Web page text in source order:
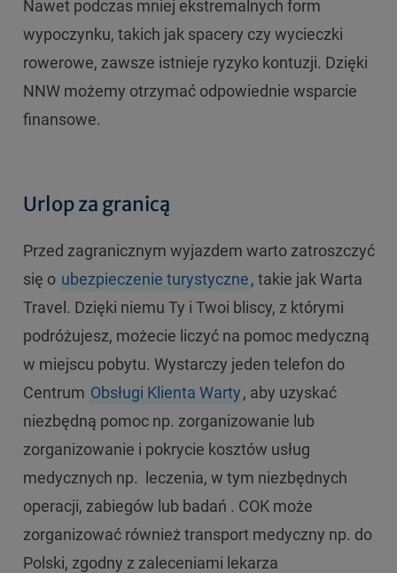
Nawet podczas mniej ekstremalnych form
wypoczynku, takich jak spacery czy wycieczki
rowerowe, zawsze istnieje ryzyko kontuzji. Dzięki
NNW możemy otrzymać odpowiednie wsparcie
finansowe.
Urlop za granicą
Przed zagranicznym wyjazdem warto zatroszczyć
się o ubezpieczenie turystyczne, takie jak Warta
Travel. Dzięki niemu Ty i Twoi bliscy, z którymi
podróżujesz, możecie liczyć na pomoc medyczną
w miejscu pobytu. Wystarczy jeden telefon do
Centrum Obsługi Klienta Warty, aby uzyskać
niezbędną pomoc np. zorganizowanie lub
zorganizowanie i pokrycie kosztów usług
medycznych np. leczenia, w tym niezbędnych
operacji, zabiegów lub badań . COK może
zorganizować również transport medyczny np. do
Polski, zgodny z zaleceniami lekarza